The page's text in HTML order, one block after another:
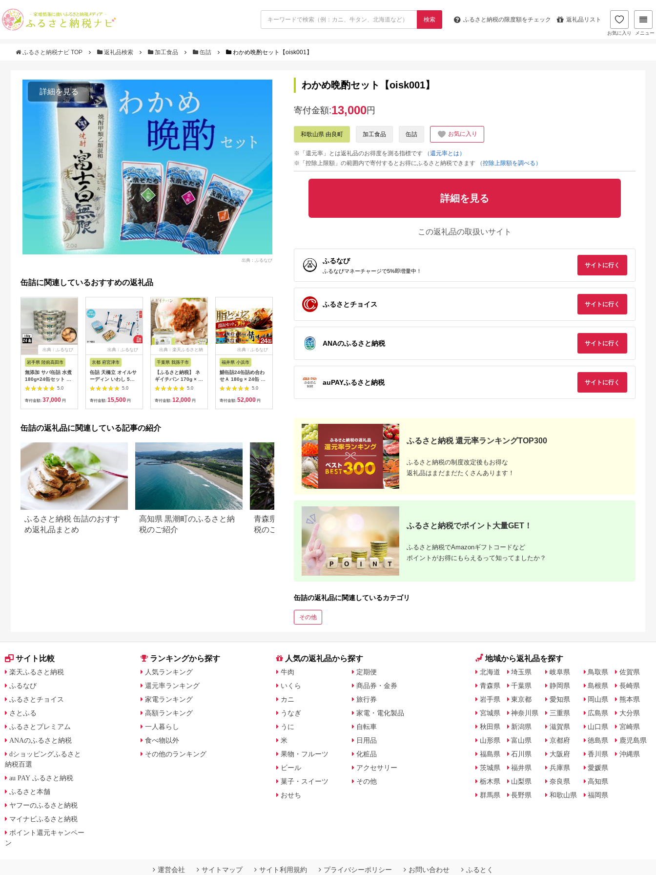
検索 ふるさと納税の限度額をチェック 返礼品リスト
お気に入り メニュー
ふるさと納税ナビ TOP 返礼品検索 加工食品 缶詰 わかめ晩酌セット【oisk001】
詳細を見る
出典：ふるなび
缶詰に関連しているおすすめの返礼品
出典：ふるなび
岩手県 陸前高田市
無添加 サバ缶詰 水煮
180g×24缶セット 【
高評価 料理 ギフト 贈
答品 備蓄 防災 食料
長期保存 非常食 】
5.0
寄付金額: 37,000 円
出典：ふるなび
京都 府宮津市
缶詰 天橋立 オイルサ
ーディン いわし 5個
缶詰
5.0
寄付金額: 15,500 円
出典：楽天ふるさと納
千葉県 我孫子市
【ふるさと納税】 ネ
ギイチバン 170g × 5
個 株式会社風土食房
《30日以内に出荷予
定(土日祝除く)》千葉
旨 ごはん 酒 つまみ
調味料
5.0
寄付金額: 12,000 円
出典：ふるなび
福井県 小浜市
鯖缶詰24缶詰め合わ
せＡ 180g × 24缶 ｜
鯖 サバ さば 鯖缶 サ
バ缶 さば缶 鯖缶詰 サ
バ缶詰 さば缶詰 保存
5.0
寄付金額: 52,000 円
出典：ふるなび
酢 ギフトセット | ピ
クルス ポン酢
14,000
缶 さば缶 さば缶 さば
缶 さば缶 さば缶 さば
14,000 16,000
サケ シャケ しゃけ フ
岩手県 三陸山田 山田
6,000
【ふるなびWEEK対
象】グルメ缶詰 12缶
セット〈黒潮町共通返
礼品〉 【缶詰】FN-
Limited-WE25,000
★選べる配送月★肉
が育てる神戸牛高級
レー缶セット〈ビー
カレー 神戸牛 牛肉
タンシチュー 缶詰 家
13,000
缶詰の返礼品に関連している記事の紹介
ふるさと納税 缶詰のおすす
め返礼品まとめ
高知県 黒潮町のふるさと納
税のご紹介
青森県 階上町のふるさと納
税のご紹介
税のご紹介
わかめ晩酌セット【oisk001】
寄付金額:13,000円
和歌山県 由良町 加工食品 缶詰 お気に入り
※「還元率」とは返礼品のお得度を測る指標です
（還元率とは）
※「控除上限額」の範囲内で寄付するとお得にふるさと納税できます
（控除上限額を調べる）
詳細を見る
この返礼品の取扱いサイト
ふるなび
ふるなびマネーチャージで5%即増量中！
サイトに行く
ふるさとチョイス サイトに行く
ANAのふるさと納税 サイトに行く
auPAYふるさと納税 サイトに行く
ふるさと納税 還元率ランキングTOP300
ふるさと納税の制度改定後もお得な
返礼品はまだまだたくさんあります！
ふるさと納税でポイント大量GET！
ふるさと納税でAmazonギフトコードなど
ポイントがお得にもらえるって知ってましたか？
缶詰の返礼品に関連しているカテゴリ
その他
サイト比較
楽天ふるさと納税
ふるなび
ふるさとチョイス
さとふる
ふるさとプレミアム
ANAのふるさと納税
dショッピングふるさと
納税百選
au PAY ふるさと納税
ふるさと本舗
ヤフーのふるさと納税
マイナビふるさと納税
ポイント還元キャンペー
ン
ランキングから探す
人気ランキング
還元率ランキング
家電ランキング
高額ランキング
一人暮らし
食べ物以外
その他のランキング
人気の返礼品から探す
牛肉
いくら
カニ
うなぎ
うに
米
果物・フルーツ
ビール
菓子・スイーツ
おせち
定期便
商品券・金券
旅行券
家電・電化製品
自転車
日用品
化粧品
アクセサリー
その他
地域から返礼品を探す
北海道
青森県
岩手県
宮城県
秋田県
山形県
福島県
茨城県
栃木県
群馬県
埼玉県
千葉県
東京都
神奈川県
新潟県
富山県
石川県
福井県
山梨県
長野県
岐阜県
静岡県
愛知県
三重県
滋賀県
京都府
大阪府
兵庫県
奈良県
和歌山県
鳥取県
島根県
岡山県
広島県
山口県
徳島県
香川県
愛媛県
高知県
福岡県
佐賀県
長崎県
熊本県
大分県
宮崎県
鹿児島県
沖縄県
運営会社 サイトマップ サイト利用規約 プライバシーポリシー お問い合わせ ふるとく